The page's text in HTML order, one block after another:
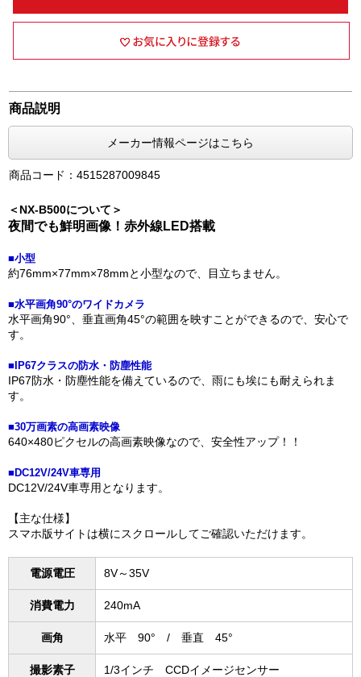
商品説明
メーカー情報ページはこちら
商品コード：4515287009845
＜NX-B500について＞
夜間でも鮮明画像！赤外線LED搭載
■小型
約76mm×77mm×78mmと小型なので、目立ちません。
■水平画角90°のワイドカメラ
水平画角90°、垂直画角45°の範囲を映すことができるので、安心で
す。
■IP67クラスの防水・防塵性能
IP67防水・防塵性能を備えているので、雨にも埃にも耐えられま
す。
■30万画素の高画素映像
640×480ピクセルの高画素映像なので、安全性アップ！！
■DC12V/24V車専用
DC12V/24V車専用となります。
【主な仕様】
スマホ版サイトは横にスクロールしてご確認いただけます。
電源電圧 8V～35V
消費電力 240mA
画角 水平 90° / 垂直 45°
撮影素子 1/3インチ CCDイメージセンサー